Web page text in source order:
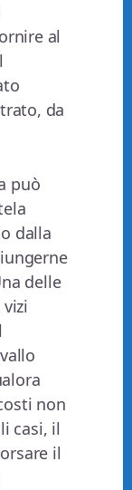
al
da
può
dalla
delle
non
casi, il
il